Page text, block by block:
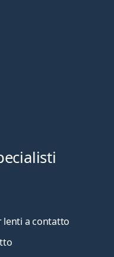
lenti a contatto